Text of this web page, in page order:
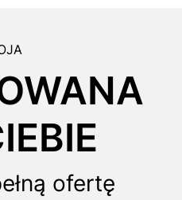
ofertę